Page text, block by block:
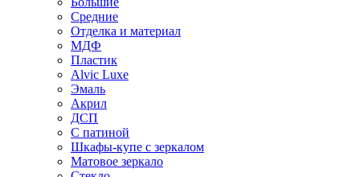
Средние
Отделка и материал
МДФ
Пластик
Alvic Luxe
Эмаль
Акрил
ДСП
С патиной
Шкафы-купе с зеркалом
Матовое зеркало